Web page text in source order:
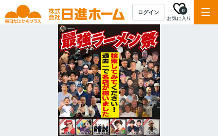
ログイン
お気に入り
0